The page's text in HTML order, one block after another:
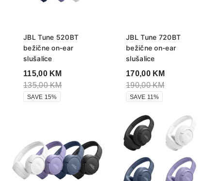
JBL Tune 520BT
bežične on-ear
slušalice
115,00 KM
135,00KM
SAVE 15%
JBL Tune 720BT
bežične on-ear
slušalice
170,00 KM
190,00KM
SAVE 11%